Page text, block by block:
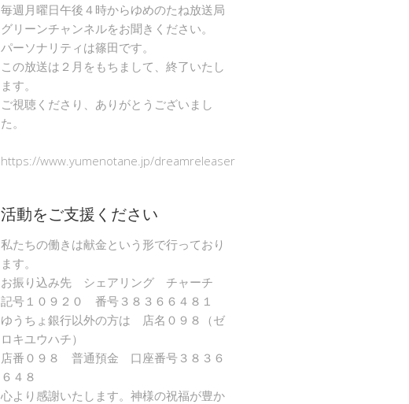
毎週月曜日午後４時からゆめのたね放送局
グリーンチャンネルをお聞きください。
パーソナリティは篠田です。
この放送は２月をもちまして、終了いたし
ます。
ご視聴くださり、ありがとうございまし
た。
https://www.yumenotane.jp/dreamreleaser
活動をご支援ください
私たちの働きは献金という形で行っており
ます。
お振り込み先 シェアリング チャーチ
記号１０９２０ 番号３８３６６４８１
ゆうちょ銀行以外の方は 店名０９８（ゼ
ロキユウハチ）
店番０９８ 普通預金 口座番号３８３６
６４８
心より感謝いたします。神様の祝福が豊か